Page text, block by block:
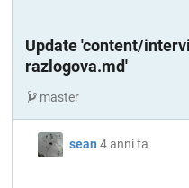
Update 'content/
razlogova.md'
master
sean 4 anni fa